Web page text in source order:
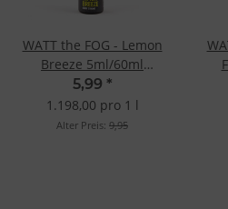
WATT the FOG - Lemon
Breeze 5ml/60ml
Longfill-Aroma
5,99 *
1.198,00 pro 1 l
Alter Preis: 9,95